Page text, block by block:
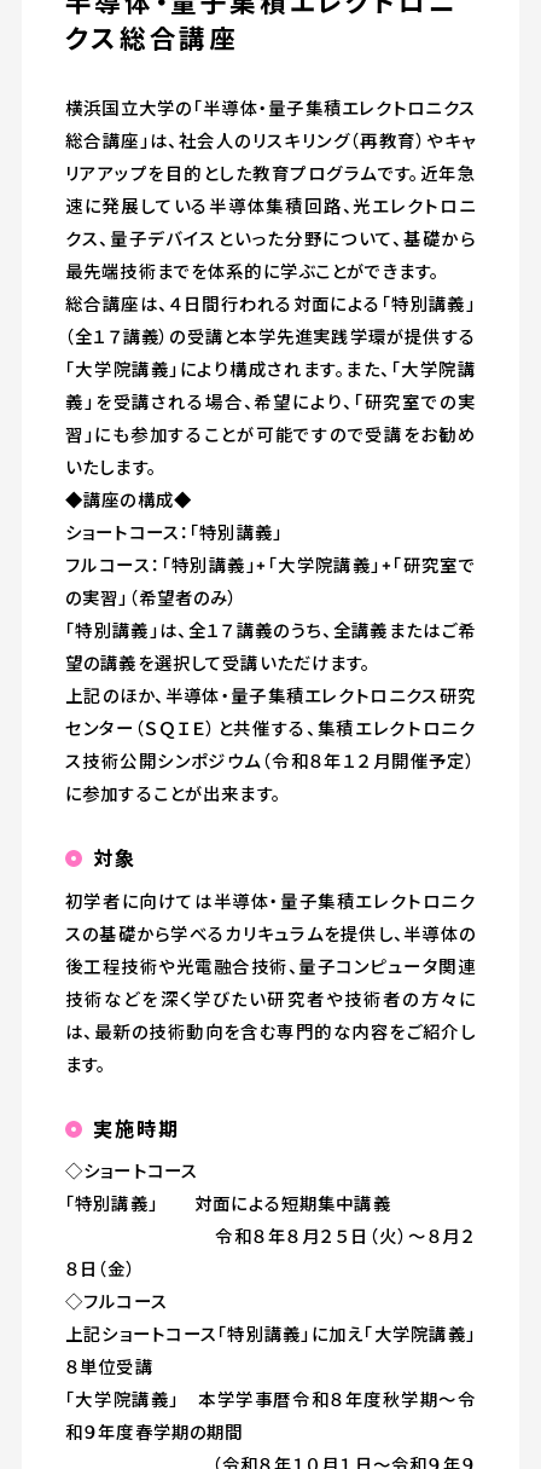
クス総合講座
横浜国立大学の「半導体・量子集積エレクトロニクス
総合講座」は、社会人のリスキリング（再教育）やキャ
リアアップを目的とした教育プログラムです。近年急
速に発展している半導体集積回路、光エレクトロニ
クス、量子デバイスといった分野について、基礎から
最先端技術までを体系的に学ぶことができます。
総合講座は、４日間行われる対面による「特別講義」
（全１７講義）の受講と本学先進実践学環が提供する
「大学院講義」により構成されます。また、「大学院講
義」を受講される場合、希望により、「研究室での実
習」にも参加することが可能ですので受講をお勧め
いたします。
◆講座の構成◆
ショートコース：「特別講義」
フルコース：「特別講義」+「大学院講義」+「研究室で
の実習」（希望者のみ）
「特別講義」は、全１７講義のうち、全講義またはご希
望の講義を選択して受講いただけます。
上記のほか、半導体・量子集積エレクトロニクス研究
センター（ＳＱＩＥ）と共催する、集積エレクトロニク
ス技術公開シンポジウム（令和８年１２月開催予定）
に参加することが出来ます。
対象
初学者に向けては半導体・量子集積エレクトロニク
スの基礎から学べるカリキュラムを提供し、半導体の
後工程技術や光電融合技術、量子コンピュータ関連
技術などを深く学びたい研究者や技術者の方々に
は、最新の技術動向を含む専門的な内容をご紹介し
ます。
実施時期
◇ショートコース
「特別講義」 対面による短期集中講義
令和８年８月２５日（火）～８月２
８日（金）
◇フルコース
上記ショートコース「特別講義」に加え「大学院講義」
８単位受講
「大学院講義」 本学学事暦令和８年度秋学期〜令
和９年度春学期の期間